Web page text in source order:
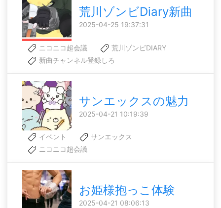
荒川ゾンビDiary新曲
2025-04-25 19:37:31
ニコニコ超会議
荒川ゾンビDIARY
新曲チャンネル登録しろ
サンエックスの魅力
2025-04-21 10:19:39
イベント
サンエックス
ニコニコ超会議
お姫様抱っこ体験
2025-04-21 08:06:13